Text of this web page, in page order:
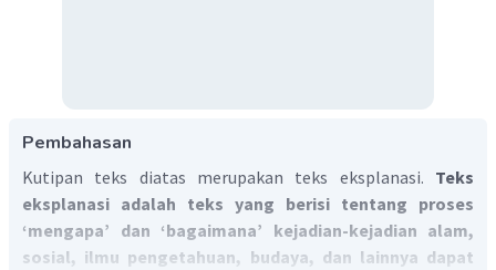
Pembahasan
Kutipan teks diatas merupakan teks eksplanasi. Teks
eksplanasi adalah teks yang berisi tentang proses
‘mengapa’ dan ‘bagaimana’ kejadian-kejadian alam,
sosial, ilmu pengetahuan, budaya, dan lainnya dapat